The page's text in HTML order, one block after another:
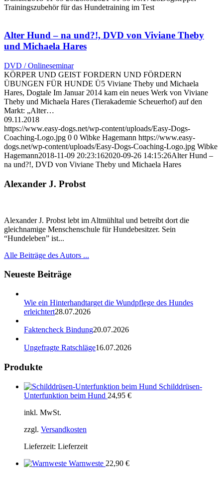
Trainingszubehör für das Hundetraining im Test
Alter Hund – na und?!, DVD von Viviane Theby
und Michaela Hares
DVD / Onlineseminar
KÖRPER UND GEIST FORDERN UND FÖRDERN
ÜBUNGEN FÜR HUNDE Ü5 Viviane Theby und Michaela
Hares, Dogtale Im Januar 2014 kam ein neues Werk von Viviane
Theby und Michaela Hares (Tierakademie Scheuerhof) auf den
Markt: „Alter…
09.11.2018
https://www.easy-dogs.net/wp-content/uploads/Easy-Dogs-
Coaching-Logo.jpg 0 0 Wibke Hagemann https://www.easy-
dogs.net/wp-content/uploads/Easy-Dogs-Coaching-Logo.jpg Wibke
Hagemann2018-11-09 20:23:162020-09-26 14:15:26Alter Hund –
na und?!, DVD von Viviane Theby und Michaela Hares
Alexander J. Probst
Alexander J. Probst lebt im Altmühltal und betreibt dort die
gleichnamige Menschenschule für Hundebesitzer. Sein
“Hundeleben” ist...
Alle Beiträge des Autors ...
Neueste Beiträge
Wie ein Hinterhandtarget die Wundpflege des Hundes
erleichtert28.07.2026
Faktencheck Bindung20.07.2026
Ungefragte Ratschläge16.07.2026
Produkte
Schilddrüsen-
Unterfunktion beim Hund 24,95 €
inkl. MwSt.
zzgl. Versandkosten
Lieferzeit: Lieferzeit
Warnweste 22,90 €